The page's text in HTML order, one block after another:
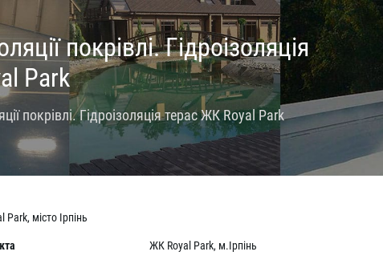
покрівлі. Гідроізоляція
Park
покрівлі. Гідроізоляція терас ЖК Royal Park
місто Ірпінь
ЖК Royal Park, м.Ірпінь